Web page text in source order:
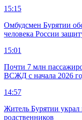
15:15
Омбудсмен Бурятии
человека России
15:01
Почти 7 млн
ВСЖД с начала 2026
14:57
Житель Бурятии украл
родственников